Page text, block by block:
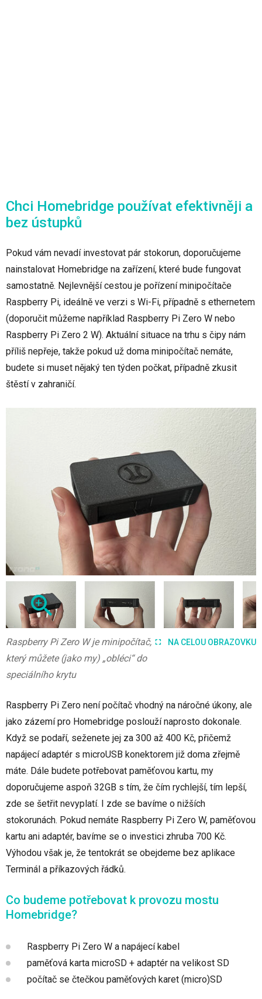
Chci Homebridge používat efektivněji a
bez ústupků
Pokud vám nevadí investovat pár stokorun, doporučujeme
nainstalovat Homebridge na zařízení, které bude fungovat
samostatně. Nejlevnější cestou je pořízení minipočítače
Raspberry Pi, ideálně ve verzi s Wi-Fi, případně s ethernetem
(doporučit můžeme například Raspberry Pi Zero W nebo
Raspberry Pi Zero 2 W). Aktuální situace na trhu s čipy nám
příliš nepřeje, takže pokud už doma minipočítač nemáte,
budete si muset nějaký ten týden počkat, případně zkusit
štěstí v zahraničí.
NA CELOU OBRAZOVKU
Raspberry Pi Zero W je minipočítač,
který můžete (jako my) „obléci“ do
speciálního krytu
Raspberry Pi Zero není počítač vhodný na náročné úkony, ale
jako zázemí pro Homebridge poslouží naprosto dokonale.
Když se podaří, seženete jej za 300 až 400 Kč, přičemž
napájecí adaptér s microUSB konektorem již doma zřejmě
máte. Dále budete potřebovat paměťovou kartu, my
doporučujeme aspoň 32GB s tím, že čím rychlejší, tím lepší,
zde se šetřit nevyplatí. I zde se bavíme o nižších
stokorunách. Pokud nemáte Raspberry Pi Zero W, paměťovou
kartu ani adaptér, bavíme se o investici zhruba 700 Kč.
Výhodou však je, že tentokrát se obejdeme bez aplikace
Terminál a příkazových řádků.
Co budeme potřebovat k provozu mostu
Homebridge?
Raspberry Pi Zero W a napájecí kabel
paměťová karta microSD + adaptér na velikost SD
počítač se čtečkou paměťových karet (micro)SD